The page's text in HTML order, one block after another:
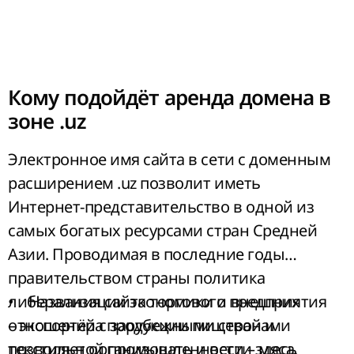
Кому подойдёт аренда домена в
зоне .uz
Электронное имя сайта в сети с доменным
расширением .uz позволит иметь
Интернет-представительство в одной из
самых богатых ресурсами стран Средней
Азии. Проводимая в последние годы
правительством страны политика
либерализации экономики и внешних
отношений с зарубежными странами
позволяет организовать и вести здесь
• Названия сайта торгового предприятия
– экспортёра продукции пищевой и
текстильной промышленности – мяса,